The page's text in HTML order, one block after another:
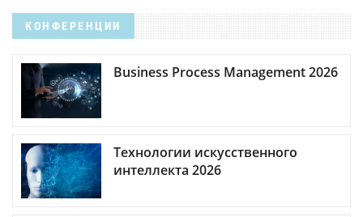
КОНФЕРЕНЦИИ
Business Process Management 2026
Технологии искусственного
интеллекта 2026